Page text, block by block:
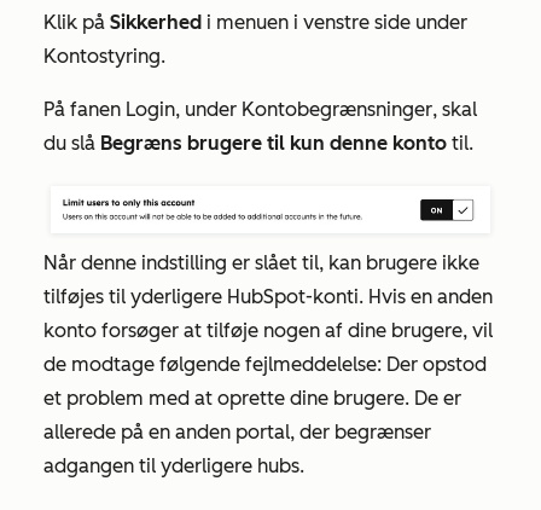
Klik på Sikkerhed i menuen i venstre side under
Kontostyring.
På fanen Login, under Kontobegrænsninger, skal
du slå Begræns brugere til kun denne konto til.
Når denne indstilling er slået til, kan brugere ikke
tilføjes til yderligere HubSpot-konti. Hvis en anden
konto forsøger at tilføje nogen af dine brugere, vil
de modtage følgende fejlmeddelelse: Der opstod
et problem med at oprette dine brugere. De er
allerede på en anden portal, der begrænser
adgangen til yderligere hubs.